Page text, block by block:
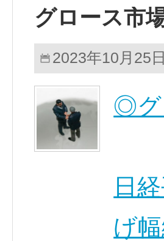
グロース市
2023年10月25日
◎グ
日
げ幅